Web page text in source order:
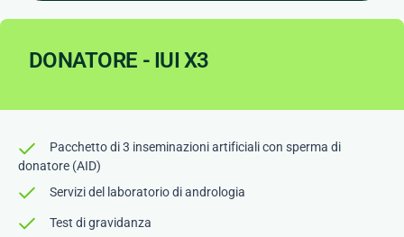
DONATORE - IUI X3
Pacchetto di 3 inseminazioni artificiali con sperma di
donatore (AID)
Servizi del laboratorio di andrologia
Test di gravidanza